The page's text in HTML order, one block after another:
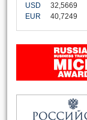
USD 32,5669
EUR
40,7249